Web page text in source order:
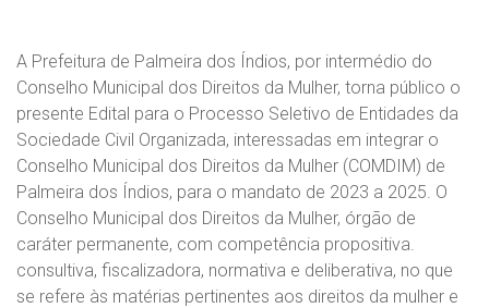
A Prefeitura de Palmeira dos Índios, por intermédio do
Conselho Municipal dos Direitos da Mulher, torna público o
presente Edital para o Processo Seletivo de Entidades da
Sociedade Civil Organizada, interessadas em integrar o
Conselho Municipal dos Direitos da Mulher (COMDIM) de
Palmeira dos Índios, para o mandato de 2023 a 2025. O
Conselho Municipal dos Direitos da Mulher, órgão de
caráter permanente, com competência propositiva.
consultiva, fiscalizadora, normativa e deliberativa, no que
se refere às matérias pertinentes aos direitos da mulher e